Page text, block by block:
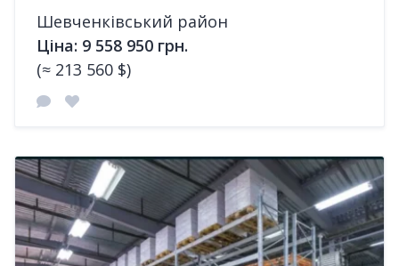
Шевченківський район
Ціна: 9 558 950 грн.
(≈ 213 560 $)